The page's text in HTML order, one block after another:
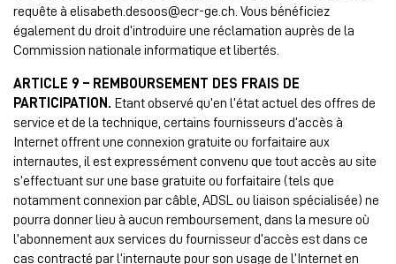
requête à elisabeth.desoos@ecr-ge.ch. Vous bénéficiez
également du droit d’introduire une réclamation auprès de la
Commission nationale informatique et libertés.
ARTICLE 9 – REMBOURSEMENT DES FRAIS DE
PARTICIPATION. Etant observé qu’en l’état actuel des offres de
service et de la technique, certains fournisseurs d’accès à
Internet offrent une connexion gratuite ou forfaitaire aux
internautes, il est expressément convenu que tout accès au site
s’effectuant sur une base gratuite ou forfaitaire (tels que
notamment connexion par câble, ADSL ou liaison spécialisée) ne
pourra donner lieu à aucun remboursement, dans la mesure où
l’abonnement aux services du fournisseur d’accès est dans ce
cas contracté par l’internaute pour son usage de l’Internet en